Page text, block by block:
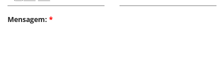
Mensagem: *